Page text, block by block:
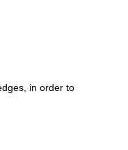
in order to